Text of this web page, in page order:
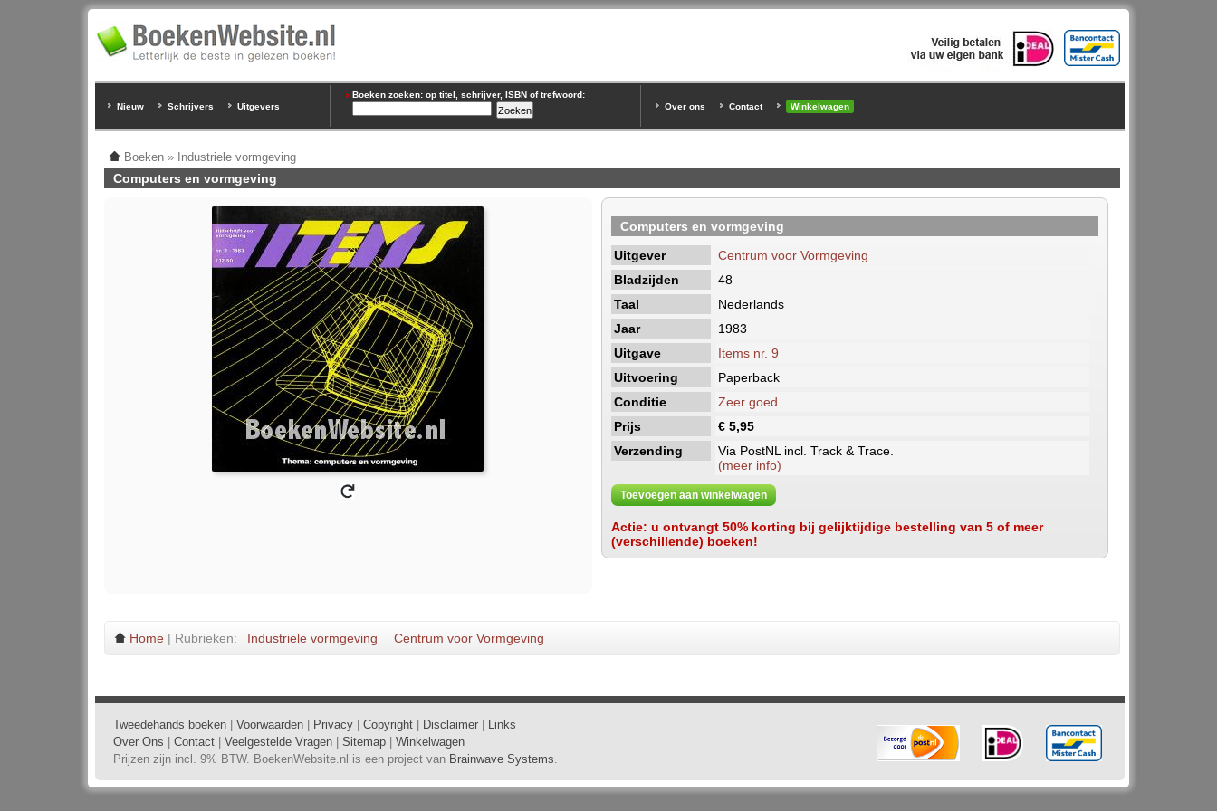
Nieuw Schrijvers Uitgevers
Boeken zoeken: op titel, schrijver, ISBN of trefwoord:
Over ons
Contact Winkelwagen
Boeken » Industriele vormgeving
Computers en vormgeving
Computers en vormgeving
Uitgever
Centrum voor Vormgeving
Bladzijden
48
Taal
Nederlands
Jaar
1983
Uitgave
Items nr. 9
Uitvoering
Paperback
Conditie
Zeer goed
Prijs
€ 5,95
Verzending
Via PostNL incl. Track & Trace.
(meer info)
Toevoegen aan winkelwagen
Actie: u ontvangt 50% korting bij gelijktijdige bestelling van 5 of meer
(verschillende) boeken!
Home | Rubrieken: Industriele vormgeving Centrum voor Vormgeving
Tweedehands boeken Voorwaarden Privacy Copyright Disclaimer
Links
Over Ons
Contact Veelgestelde Vragen Sitemap
Winkelwagen
Prijzen zijn incl. 9% BTW. BoekenWebsite.nl is een project van Brainwave Systems.